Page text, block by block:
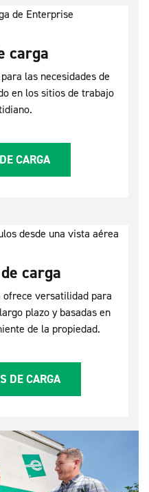
carga
las necesidades de
en los sitios de trabajo
CARGA
carga
versatilidad para
plazo y basadas en
de la propiedad.
DE CARGA